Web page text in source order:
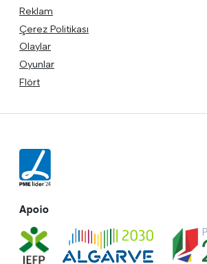
Reklam
Çerez Politikası
Olaylar
Oyunlar
Flört
Apoio